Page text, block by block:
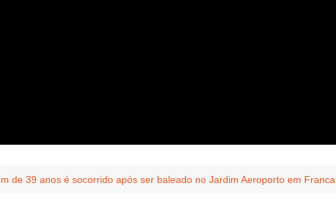
de 39 anos é socorrido após ser baleado no Jardim Aeroporto em Franca